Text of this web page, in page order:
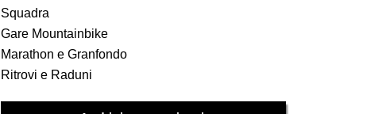
Squadra
Gare Mountainbike
Marathon e Granfondo
Ritrovi e Raduni